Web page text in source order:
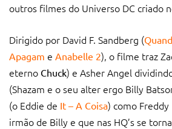
outros filmes do Universo DC criado
Dirigido por David F. Sandberg (
Apagam e Anabelle 2), o filme traz
eterno Chuck) e Asher Angel
(Shazam e o seu alter ergo Billy
(o Eddie de It – A Coisa) como
irmão de Billy e que nas HQ’s se